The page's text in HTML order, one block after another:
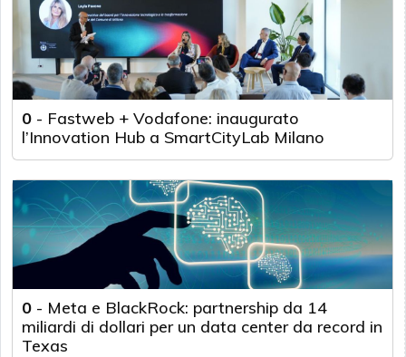
0 - Fastweb + Vodafone: inaugurato
l’Innovation Hub a SmartCityLab Milano
0 - Meta e BlackRock: partnership da 14
miliardi di dollari per un data center da record in
Texas